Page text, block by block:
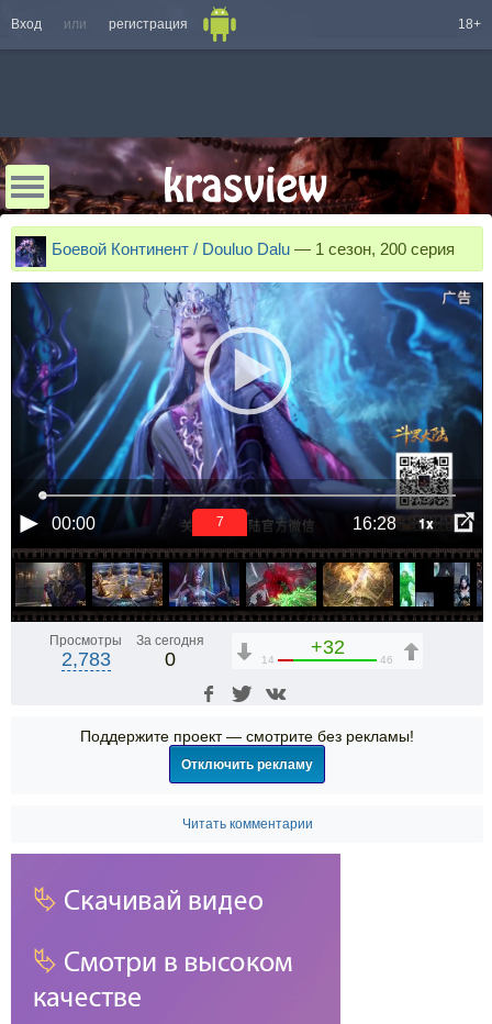
Вход или регистрация 18+
Боевой Континент / Douluo Dalu — 1 сезон, 200 серия
00:00 16:28 1x
6
Просмотры
2,783
За сегодня
0
+32
14 46
Поддержите проект — смотрите без рекламы!
Отключить рекламу
Читать комментарии